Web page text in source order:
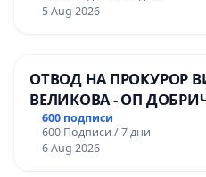
мениджмънт – гр.
5 Aug 2026
ОТВОД НА ПРОКУРОР
ВЕЛИКОВА - ОП
600 подписи
600 Подписи / 7 дни
6 Aug 2026